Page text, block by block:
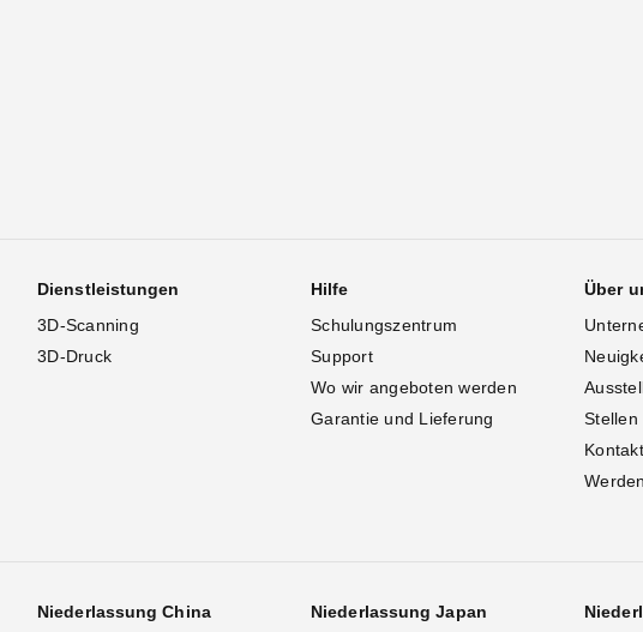
Dienstleistungen
3D-Scanning
3D-Druck
Hilfe
Schulungszentrum
Support
Wo wir angeboten werden
Garantie und Lieferung
Über
Stellen
Kontakt
Niederlassung China Niederlassung Japan